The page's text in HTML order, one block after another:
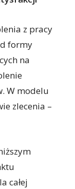
z pracy
formy
na
W modelu
zlecenia –
całej